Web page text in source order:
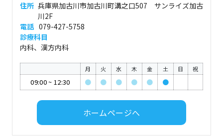
住所 兵庫県加古川市加古川町溝之口507 サンライズ加古
川2F
電話 079-427-5758
診療科目
内科、漢方内科
月 火 水 木 金 土 日 祝
09:00~ 12:30 ● ● ● ● ● ●
ホームページへ